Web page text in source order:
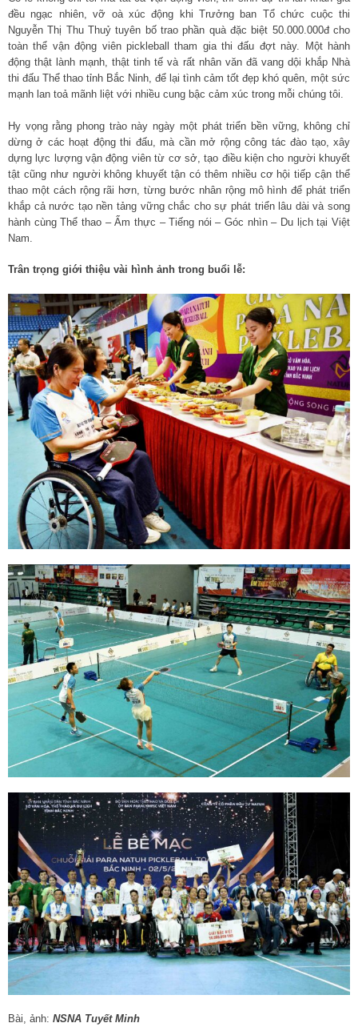
đều ngạc nhiên, vỡ oà xúc động khi Trưởng ban Tổ chức cuộc thi
Nguyễn Thị Thu Thuỷ tuyên bố trao phần quà đặc biệt 50.000.000đ cho
toàn thể vận động viên pickleball tham gia thi đấu đợt này. Một hành
động thật lành mạnh, thật tinh tế và rất nhân văn đã vang dội khắp Nhà
thi đấu Thể thao tỉnh Bắc Ninh, để lại tình cảm tốt đẹp khó quên, một sức
mạnh lan toả mãnh liệt với nhiều cung bậc cảm xúc trong mỗi chúng tôi.
Hy vọng rằng phong trào này ngày một phát triển bền vững, không chỉ
dừng ở các hoạt động thi đấu, mà cần mở rộng công tác đào tạo, xây
dựng lực lượng vận động viên từ cơ sở, tạo điều kiện cho người khuyết
tật cũng như người không khuyết tận có thêm nhiều cơ hội tiếp cận thể
thao một cách rộng rãi hơn, từng bước nhân rộng mô hình để phát triển
khắp cả nước tạo nền tảng vững chắc cho sự phát triển lâu dài và song
hành cùng Thể thao – Ẩm thực – Tiếng nói – Góc nhìn – Du lịch tại Việt
Nam.
Trân trọng giới thiệu vài hình ảnh trong buổi lễ:
Bài, ảnh: NSNA Tuyết Minh